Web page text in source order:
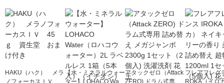
HAKU（ハク） メラ 【水・ミネラルウォーアタックゼロ（Attack フレアフレグ